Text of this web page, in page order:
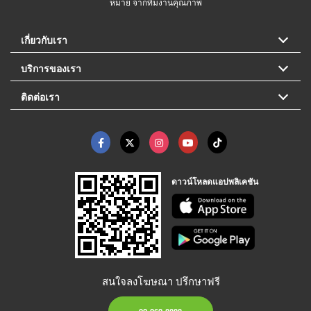
เกี่ยวกับเรา
บริการของเรา
ติดต่อเรา
ดาวน์โหลดแอปพลิเคชัน
สนใจลงโฆษณา ปรึกษาฟรี